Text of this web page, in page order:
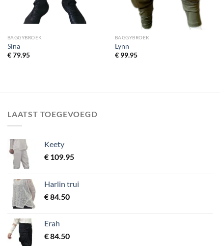
BAGGYBROEK
Sina
€79.95
BAGGYBROEK
Lynn
€99.95
LAATST TOEGEVOEGD
Keety
€ 109.95
Harlin trui
€84.50
Erah
€84.50